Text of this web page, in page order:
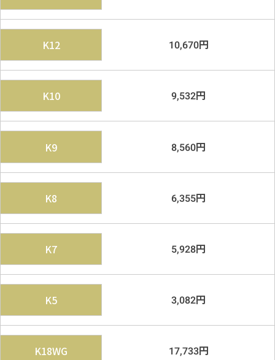
K12 10,670円
K10 9,532円
K9 8,560円
K8 6,355円
K7 5,928円
K5 3,082円
K18WG 17,733円